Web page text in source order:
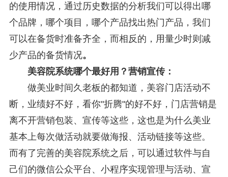
的使用情况，通过历史数据的分析我们可以得出哪
个品牌，哪个项目，哪个产品找出热门产品，我们
可以在备货时准备齐全，而相反的，用量少时则减
少产品的备货情况。
美容院系统哪个最好用？营销宣传：
做美业时间久老板的都知道，美容门店活动不
断，业绩好不好，看你"折腾"的好不好，门店营销是
离不开营销包装、宣传等这些，这也是为什么美业
基本上每次做活动就要做海报、活动链接等这些。
而有了完善的美容院系统之后，可以通过软件与自
己们的微信公众平台、小程序实现管理与活动、宣